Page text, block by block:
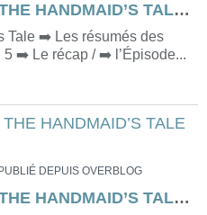
Saison 5 - Épisode 5 de THE HANDMAID’S TALE (Farytail)
Tale ➡️ Les résumés des
➡️ Le récap / ➡️ l’Épisode...
DEPUIS OVERBLOG
Saison 5 - Épisode 4 de THE HANDMAID’S TALE (Dear Offred)